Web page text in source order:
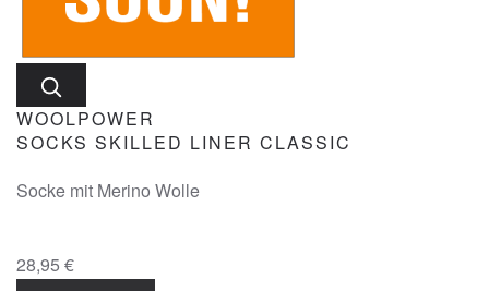
WOOLPOWER
SOCKS SKILLED LINER CLASSIC
Socke mit Merino Wolle
28,95 €